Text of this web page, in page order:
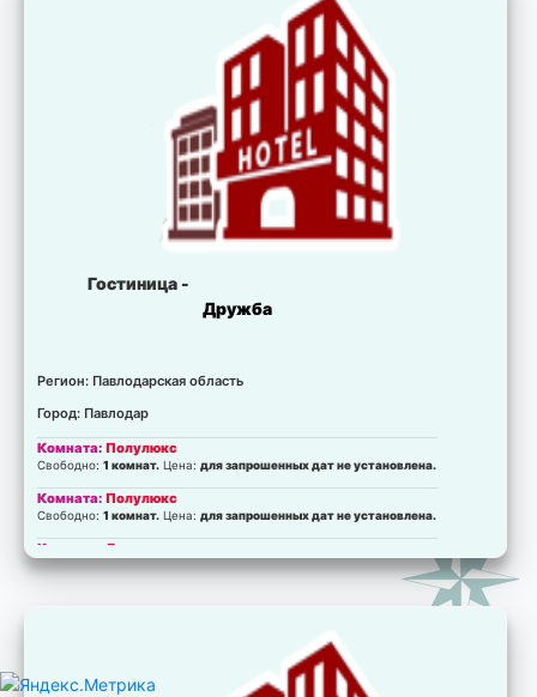
Гостиница -
Дружба
Регион: Павлодарская область
Город: Павлодар
Комната:Полулюкс
Свободно:1 комнат. Цена:для запрошенных дат не установлена.
Комната:Полулюкс
Свободно:1 комнат. Цена:для запрошенных дат не установлена.
Комната: Люкс
для запрошенных дат не установлена.
для запрошенных дат не установлена.